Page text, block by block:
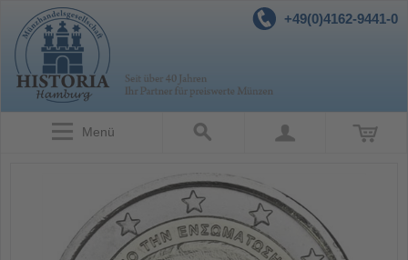
+49(0)4162-9441-0
Menü